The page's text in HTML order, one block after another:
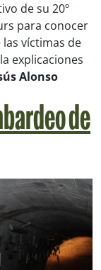
de su 20º
para conocer
víctimas de
explicaciones
Alonso
de